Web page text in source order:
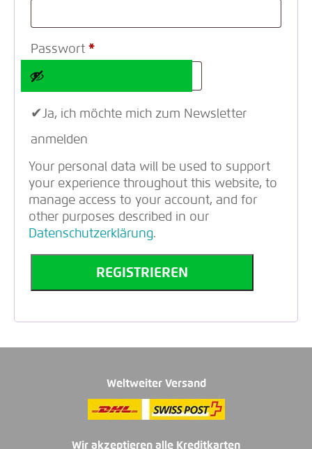
Passwort *
Ja, ich möchte mich zum Newsletter
anmelden
Your personal data will be used to support
your experience throughout this website, to
manage access to your account, and for
other purposes described in our
Datenschutzerklärung.
REGISTRIEREN
Weltweiter Versand
Wir akzeptieren alle Kreditkarten